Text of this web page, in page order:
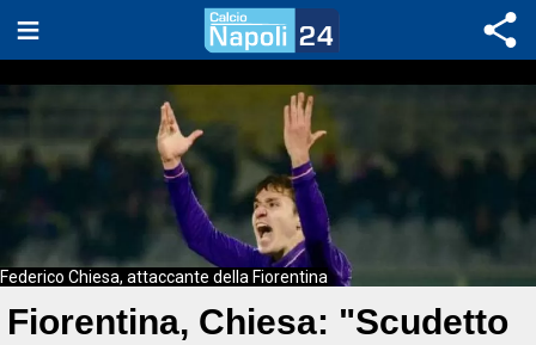
Federico Chiesa, attaccante della Fiorentina
Fiorentina, Chiesa: "Scudetto